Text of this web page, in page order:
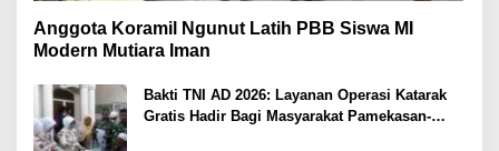
Anggota Koramil Ngunut Latih PBB Siswa MI
Modern Mutiara Iman
Bakti TNI AD 2026: Layanan Operasi Katarak
Gratis Hadir Bagi Masyarakat Pamekasan-